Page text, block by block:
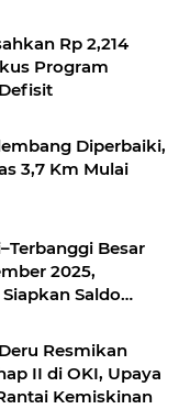
Rp 2,214
Program
Diperbaiki,
3,7 Km Mulai
Besar
2025,
Saldo
Resmikan
II di OKI, Upaya
Kemiskinan